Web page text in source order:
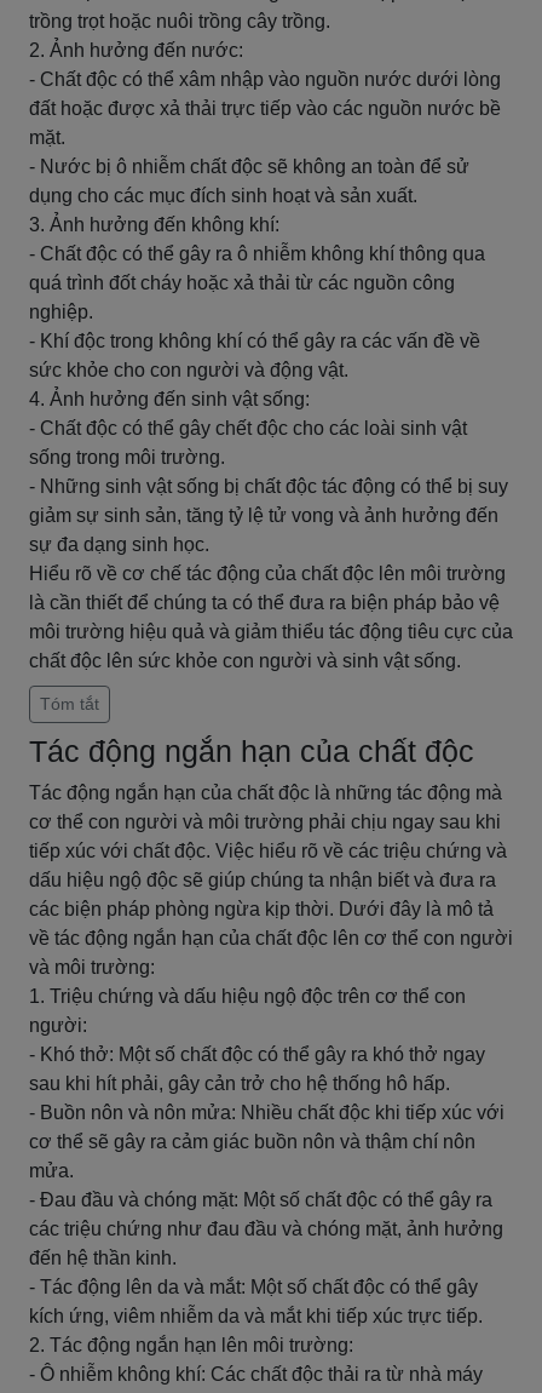
trồng trọt hoặc nuôi trồng cây trồng.
2. Ảnh hưởng đến nước:
- Chất độc có thể xâm nhập vào nguồn nước dưới lòng
đất hoặc được xả thải trực tiếp vào các nguồn nước bề
mặt.
- Nước bị ô nhiễm chất độc sẽ không an toàn để sử
dụng cho các mục đích sinh hoạt và sản xuất.
3. Ảnh hưởng đến không khí:
- Chất độc có thể gây ra ô nhiễm không khí thông qua
quá trình đốt cháy hoặc xả thải từ các nguồn công
nghiệp.
- Khí độc trong không khí có thể gây ra các vấn đề về
sức khỏe cho con người và động vật.
4. Ảnh hưởng đến sinh vật sống:
- Chất độc có thể gây chết độc cho các loài sinh vật
sống trong môi trường.
- Những sinh vật sống bị chất độc tác động có thể bị suy
giảm sự sinh sản, tăng tỷ lệ tử vong và ảnh hưởng đến
sự đa dạng sinh học.
Hiểu rõ về cơ chế tác động của chất độc lên môi trường
là cần thiết để chúng ta có thể đưa ra biện pháp bảo vệ
môi trường hiệu quả và giảm thiểu tác động tiêu cực của
chất độc lên sức khỏe con người và sinh vật sống.
Tóm tắt
Tác động ngắn hạn của chất độc
Tác động ngắn hạn của chất độc là những tác động mà
cơ thể con người và môi trường phải chịu ngay sau khi
tiếp xúc với chất độc. Việc hiểu rõ về các triệu chứng và
dấu hiệu ngộ độc sẽ giúp chúng ta nhận biết và đưa ra
các biện pháp phòng ngừa kịp thời. Dưới đây là mô tả
về tác động ngắn hạn của chất độc lên cơ thể con người
và môi trường:
1. Triệu chứng và dấu hiệu ngộ độc trên cơ thể con
người:
- Khó thở: Một số chất độc có thể gây ra khó thở ngay
sau khi hít phải, gây cản trở cho hệ thống hô hấp.
- Buồn nôn và nôn mửa: Nhiều chất độc khi tiếp xúc với
cơ thể sẽ gây ra cảm giác buồn nôn và thậm chí nôn
mửa.
- Đau đầu và chóng mặt: Một số chất độc có thể gây ra
các triệu chứng như đau đầu và chóng mặt, ảnh hưởng
đến hệ thần kinh.
- Tác động lên da và mắt: Một số chất độc có thể gây
kích ứng, viêm nhiễm da và mắt khi tiếp xúc trực tiếp.
2. Tác động ngắn hạn lên môi trường:
- Ô nhiễm không khí: Các chất độc thải ra từ nhà máy